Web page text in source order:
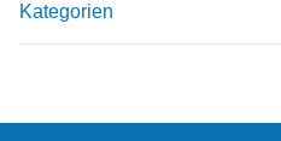
Kategorien